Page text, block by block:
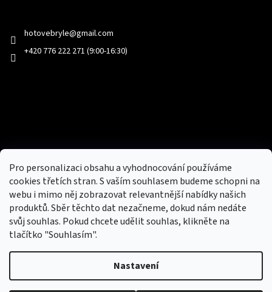
Pro personalizaci obsahu a vyhodnocování používáme
cookies třetích stran. S vaším souhlasem budeme schopni na
webu i mimo něj zobrazovat relevantnější nabídky našich
produktů. Sběr těchto dat nezačneme, dokud nám nedáte
svůj souhlas. Pokud chcete udělit souhlas, klikněte na
tlačítko "Souhlasím".
Nastavení
hotovebryle@gmail.com
+420 776 222 271 (9:00-16:30)
Nový obchod s batohy, cestovními zavazadly, tašky a peněženky